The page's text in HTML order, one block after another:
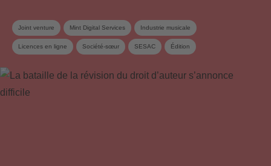
Joint venture Mint Digital Services Industrie musicale
Licences en ligne Société-sœur SESAC Édition